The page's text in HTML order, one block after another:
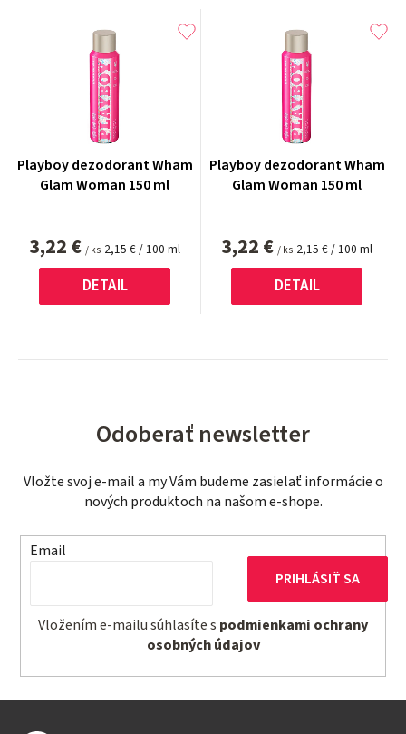
Playboy dezodorant Wham
Glam Woman 150 ml
3,22 € / ks Jednotková
cena:
2,15 € / 100 ml
DETAIL
Playboy dezodorant Wham
Glam Woman 150 ml
3,22 € / ks Jednotková
cena:
2,15 € / 100 ml
DETAIL
Odoberať newsletter
Vložte svoj e-mail a my Vám budeme zasielať informácie o
nových produktoch na našom e-shope.
Email
Vložením e-mailu súhlasíte s podmienkami ochrany
osobných údajov
PRIHLÁSIŤ SA